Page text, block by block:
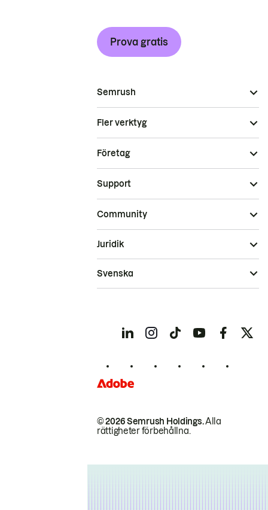
Prova gratis
Semrush
Fler verktyg
Företag
Support
Community
© 2026 Semrush Holdings.Alla
rättigheter förbehållna.
Juridik
Svenska